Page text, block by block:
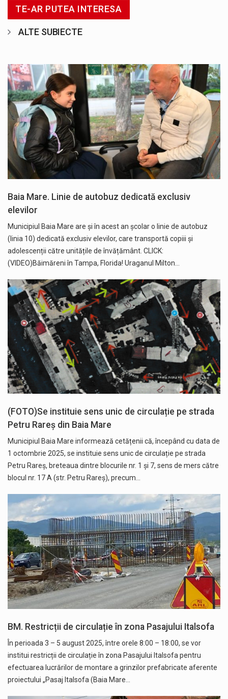
TE-AR PUTEA INTERESA
ALTE SUBIECTE
Baia Mare. Linie de autobuz dedicată exclusiv
elevilor
Municipiul Baia Mare are și în acest an școlar o linie de autobuz
(linia 10) dedicată exclusiv elevilor, care transportă copiii și
adolescenții către unitățile de învățământ. CLICK:
(VIDEO)Băimăreni în Tampa, Florida! Uraganul Milton…
(FOTO)Se instituie sens unic de circulație pe strada
Petru Rareș din Baia Mare
Municipiul Baia Mare informează cetățenii că, începând cu data de
1 octombrie 2025, se instituie sens unic de circulație pe strada
Petru Rareș, breteaua dintre blocurile nr. 1 și 7, sens de mers către
blocul nr. 17 A (str. Petru Rareș), precum…
BM. Restricții de circulație în zona Pasajului Italsofa
În perioada 3 – 5 august 2025, între orele 8:00 – 18:00, se vor
institui restricții de circulație în zona Pasajului Italsofa pentru
efectuarea lucrărilor de montare a grinzilor prefabricate aferente
proiectului „Pasaj Italsofa (Baia Mare…